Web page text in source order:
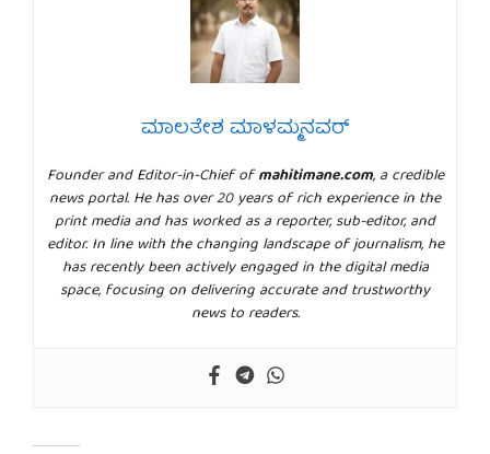
ಮಾಲತೇಶ ಮಾಳಮ್ಮನವರ್
Founder and Editor-in-Chief ofmahitimane.com, a credible
news portal. He has over 20 years of rich experience in the
print media and has worked as a reporter, sub-editor, and
editor. In line with the changing landscape of journalism, he
has recently been actively engaged in the digital media
space, focusing on delivering accurate and trustworthy
news to readers.